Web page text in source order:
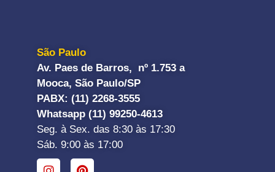
São Paulo
Av. Paes de Barros, nº 1.753 a
Mooca, São Paulo/SP
PABX: (11) 2268-3555
Whatsapp (11) 99250-4613
Seg. à Sex. das 8:30 às 17:30
Sáb. 9:00 às 17:00